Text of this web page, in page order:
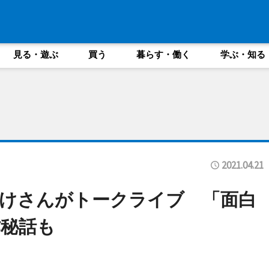
見る・遊ぶ 買う 暮らす・働く 学ぶ・知る
2021.04.21
さんがトークライブ 「面白
話も